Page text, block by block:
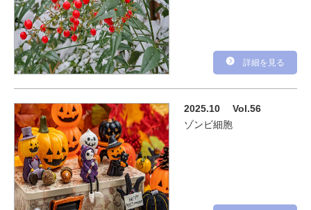
詳細を見る
2025.10 Vol.56
ゾンビ細胞